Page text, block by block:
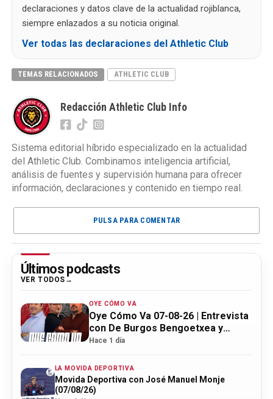
declaraciones y datos clave de la actualidad rojiblanca,
siempre enlazados a su noticia original.
Ver todas las declaraciones del Athletic Club
TEMAS RELACIONADOS ATHLETIC CLUB
Redacción Athletic Club Info
Sistema editorial híbrido especializado en la actualidad
del Athletic Club. Combinamos inteligencia artificial,
análisis de fuentes y supervisión humana para ofrecer
información, declaraciones y contenido en tiempo real.
PULSA PARA COMENTAR
Últimos podcasts
VER TODOS
OYE CÓMO VA
Oye Cómo Va 07-08-26 | Entrevista
con De Burgos Bengoetxea y
actualidad Athletic
Hace 1 día
LA MOVIDA DEPORTIVA
Movida Deportiva con José Manuel Monje
(07/08/26)